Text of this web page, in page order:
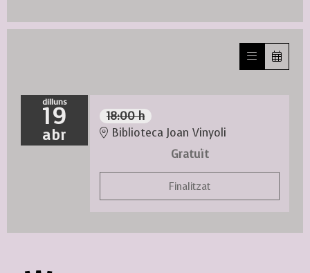
dilluns
19
abr
18:00 h
Biblioteca Joan Vinyoli
Gratuït
Finalitzat